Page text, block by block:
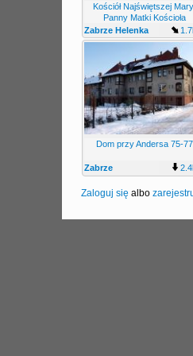
Kościół Najświętszej
Panny Matki Kościoła
Zabrze Helenka
Dom przy Andersa 75-77
Zabrze
Zaloguj się albo